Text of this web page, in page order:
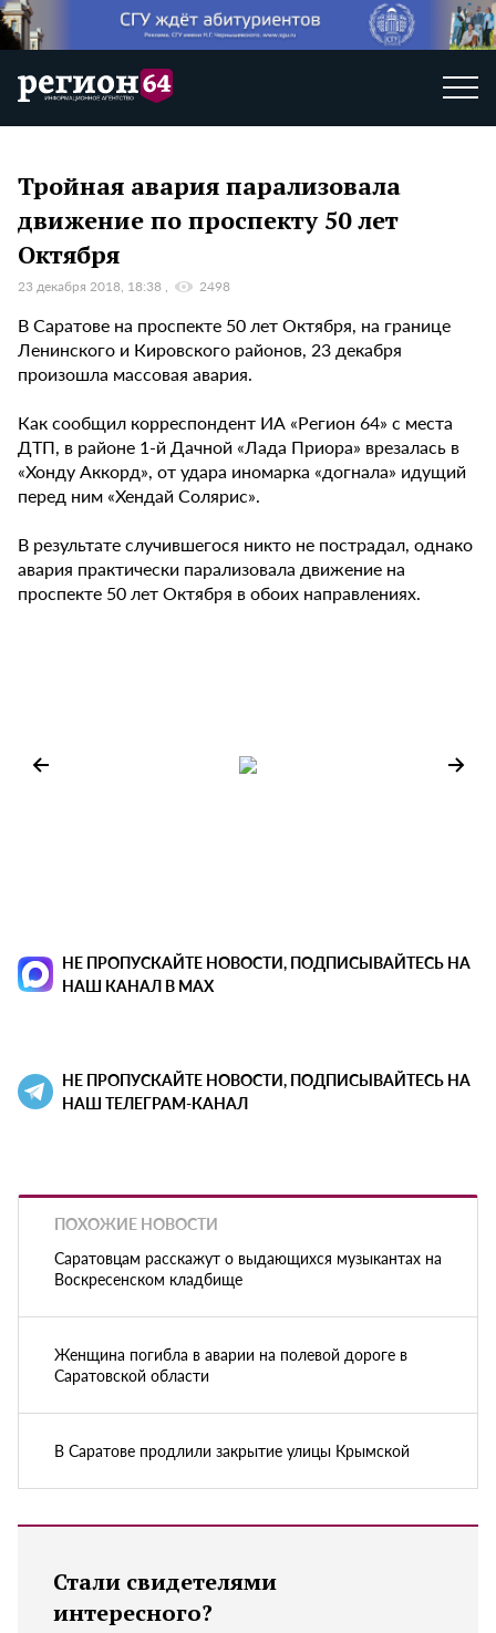
Тройная авария парализовала
движение по проспекту 50 лет
Октября
23 декабря 2018, 18:38 2498
В Саратове на проспекте 50 лет Октября, на границе
Ленинского и Кировского районов, 23 декабря
произошла массовая авария.
Как сообщил корреспондент ИА «Регион 64» с места
ДТП, в районе 1-й Дачной «Лада Приора» врезалась в
«Хонду Аккорд», от удара иномарка «догнала» идущий
перед ним «Хендай Солярис».
В результате случившегося никто не пострадал, однако
авария практически парализовала движение на
проспекте 50 лет Октября в обоих направлениях.
НЕ ПРОПУСКАЙТЕ НОВОСТИ, ПОДПИСЫВАЙТЕСЬ НА
НАШ КАНАЛ В MAX
НЕ ПРОПУСКАЙТЕ НОВОСТИ, ПОДПИСЫВАЙТЕСЬ НА
НАШ ТЕЛЕГРАМ-КАНАЛ
ПОХОЖИЕ НОВОСТИ
Саратовцам расскажут о выдающихся музыкантах на
Воскресенском кладбище
Женщина погибла в аварии на полевой дороге в
Саратовской области
В Саратове продлили закрытие улицы Крымской
Стали свидетелями
интересного?